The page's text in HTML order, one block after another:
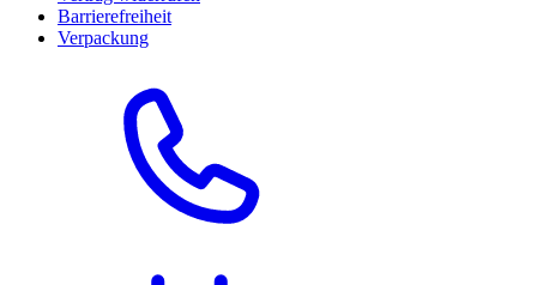
Barrierefreiheit
Verpackung